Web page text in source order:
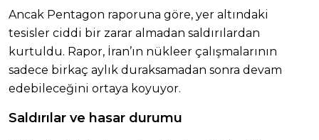
Ancak Pentagon raporuna göre, yer altındaki
tesisler ciddi bir zarar almadan saldırılardan
kurtuldu. Rapor, İran’ın nükleer çalışmalarının
sadece birkaç aylık duraksamadan sonra devam
edebileceğini ortaya koyuyor.
Saldırılar ve hasar durumu